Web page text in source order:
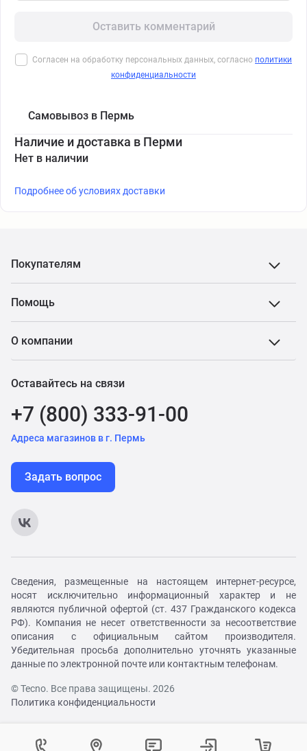
Оставить комментарий
Согласен на обработку персональных данных, согласно политики
конфиденциальности
Самовывоз в Пермь
Наличие и доставка в Перми
Нет в наличии
Подробнее об условиях доставки
Покупателям
Помощь
О компании
Оставайтесь на связи
+7 (800) 333-91-00
Адреса магазинов в г. Пермь
Задать вопрос
Сведения, размещенные на настоящем интернет-ресурсе,
носят исключительно информационный характер и не
являются публичной офертой (ст. 437 Гражданского кодекса
РФ). Компания не несет ответственности за несоответствие
описания с официальным сайтом производителя.
Убедительная просьба дополнительно уточнять указанные
данные по электронной почте или контактным телефонам.
© Tecno. Все права защищены. 2026
Политика конфиденциальности
Контактный центр
Как вам удобнее с нами связаться?
Выберите город
Изменение города